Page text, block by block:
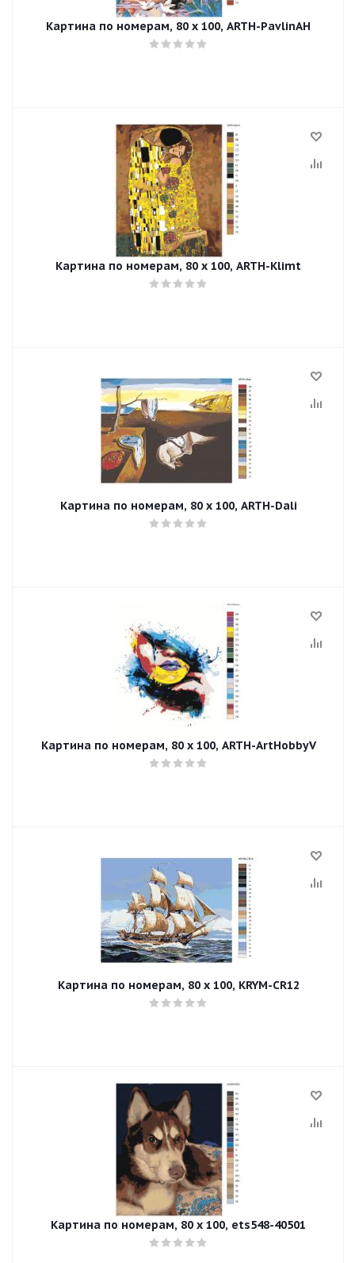
Картина по номерам, 80 x 100, ARTH-PavlinAH
Картина по номерам, 80 x 100, ARTH-Klimt
Картина по номерам, 80 x 100, ARTH-Dali
Картина по номерам, 80 x 100, ARTH-ArtHobbyV
Картина по номерам, 80 x 100, KRYM-CR12
Картина по номерам, 80 x 100, ets548-40501